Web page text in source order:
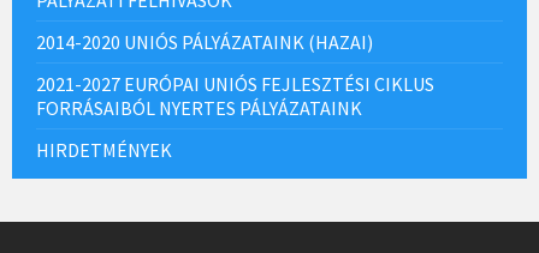
2014-2020 UNIÓS PÁLYÁZATAINK (HAZAI)
2021-2027 EURÓPAI UNIÓS FEJLESZTÉSI CIKLUS
FORRÁSAIBÓL NYERTES PÁLYÁZATAINK
HIRDETMÉNYEK